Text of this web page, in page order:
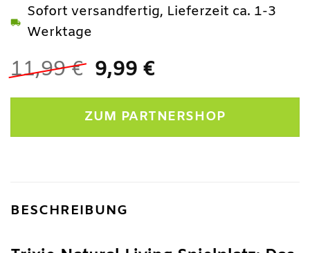
11,99€ Ursprünglicher
war:
11,99 €
9,99 €Aktueller
ist:
9,99 €.
Sofort versandfertig, Lieferzeit ca. 1-3
Werktage
ZUM PARTNERSHOP
BESCHREIBUNG